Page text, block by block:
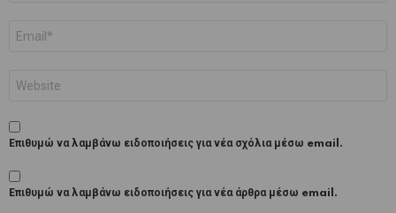
Επιθυμώ να λαμβάνω ειδοποιήσεις για νέα σχόλια μέσω email.
Επιθυμώ να λαμβάνω ειδοποιήσεις για νέα άρθρα μέσω email.